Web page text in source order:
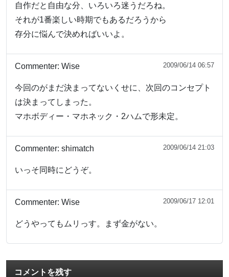
自作だと自由な分、いろいろ迷うだろね。
それが1番楽しい時期でもあるだろうから
存分に悩んで決めればいいよ。
Commenter: Wise 2009/06/14 06:57
今回のがまだ決まってないくせに、次回のコンセプト
は決まってしまった。
マホボディー・マホネック・2ハムで形未定。
Commenter: shimatch 2009/06/14 21:03
いっそ同時にどうぞ。
Commenter: Wise 2009/06/17 12:01
どうやってもムリっす。まず金がない。
コメントを残す